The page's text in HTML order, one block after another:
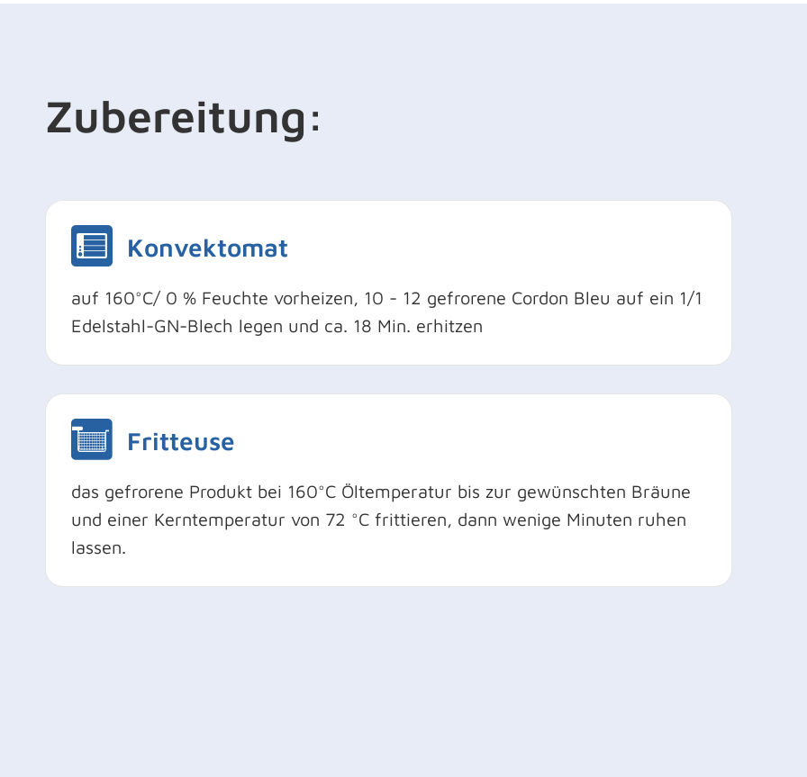
Zubereitung:
Konvektomat
auf 160°C/ 0 % Feuchte vorheizen, 10 - 12 gefrorene Cordon Bleu auf ein 1/1
Edelstahl-GN-Blech legen und ca. 18 Min. erhitzen
Fritteuse
das gefrorene Produkt bei 160°C Öltemperatur bis zur gewünschten Bräune
und einer Kerntemperatur von 72 °C frittieren, dann wenige Minuten ruhen
lassen.